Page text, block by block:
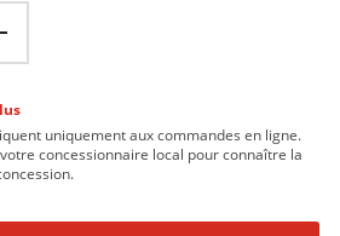
uniquement aux commandes en ligne.
concessionnaire local pour connaître la